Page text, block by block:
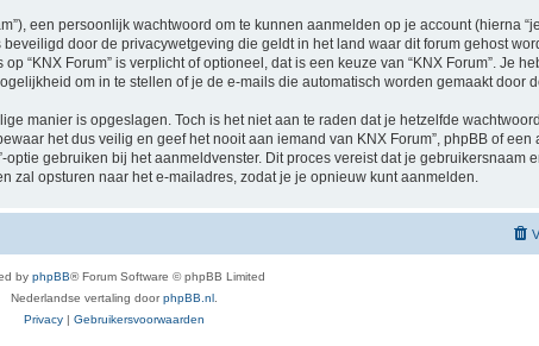
een persoonlijk wachtwoord om te kunnen aanmelden op je account (hierna
door de privacywetgeving die geldt in het land waar dit forum gehost
“KNX Forum” is verplicht of optioneel, dat is een keuze van “KNX Forum”. Je
om in te stellen of je de e-mails die automatisch worden gemaakt door
manier is opgeslagen. Toch is het niet aan te raden dat je hetzelfde
het dus veilig en geef het nooit aan iemand van KNX Forum”, phpBB of
gebruiken bij het aanmeldvenster. Dit proces vereist dat je gebruikersnaam
zal opsturen naar het e-mailadres, zodat je je opnieuw kunt aanmelden.
by phpBB® Forum Software © phpBB Limited
Nederlandse vertaling doorphpBB.nl
Privacy | Gebruikersvoorwaarden